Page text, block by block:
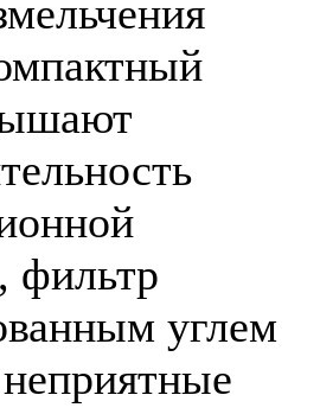
фильтр
углем